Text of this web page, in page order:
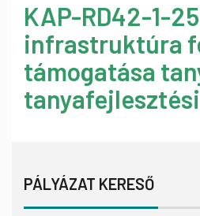
KAP-RD42-1-
infrastruktúra
támogatása
PÁLYÁZAT KERESŐ